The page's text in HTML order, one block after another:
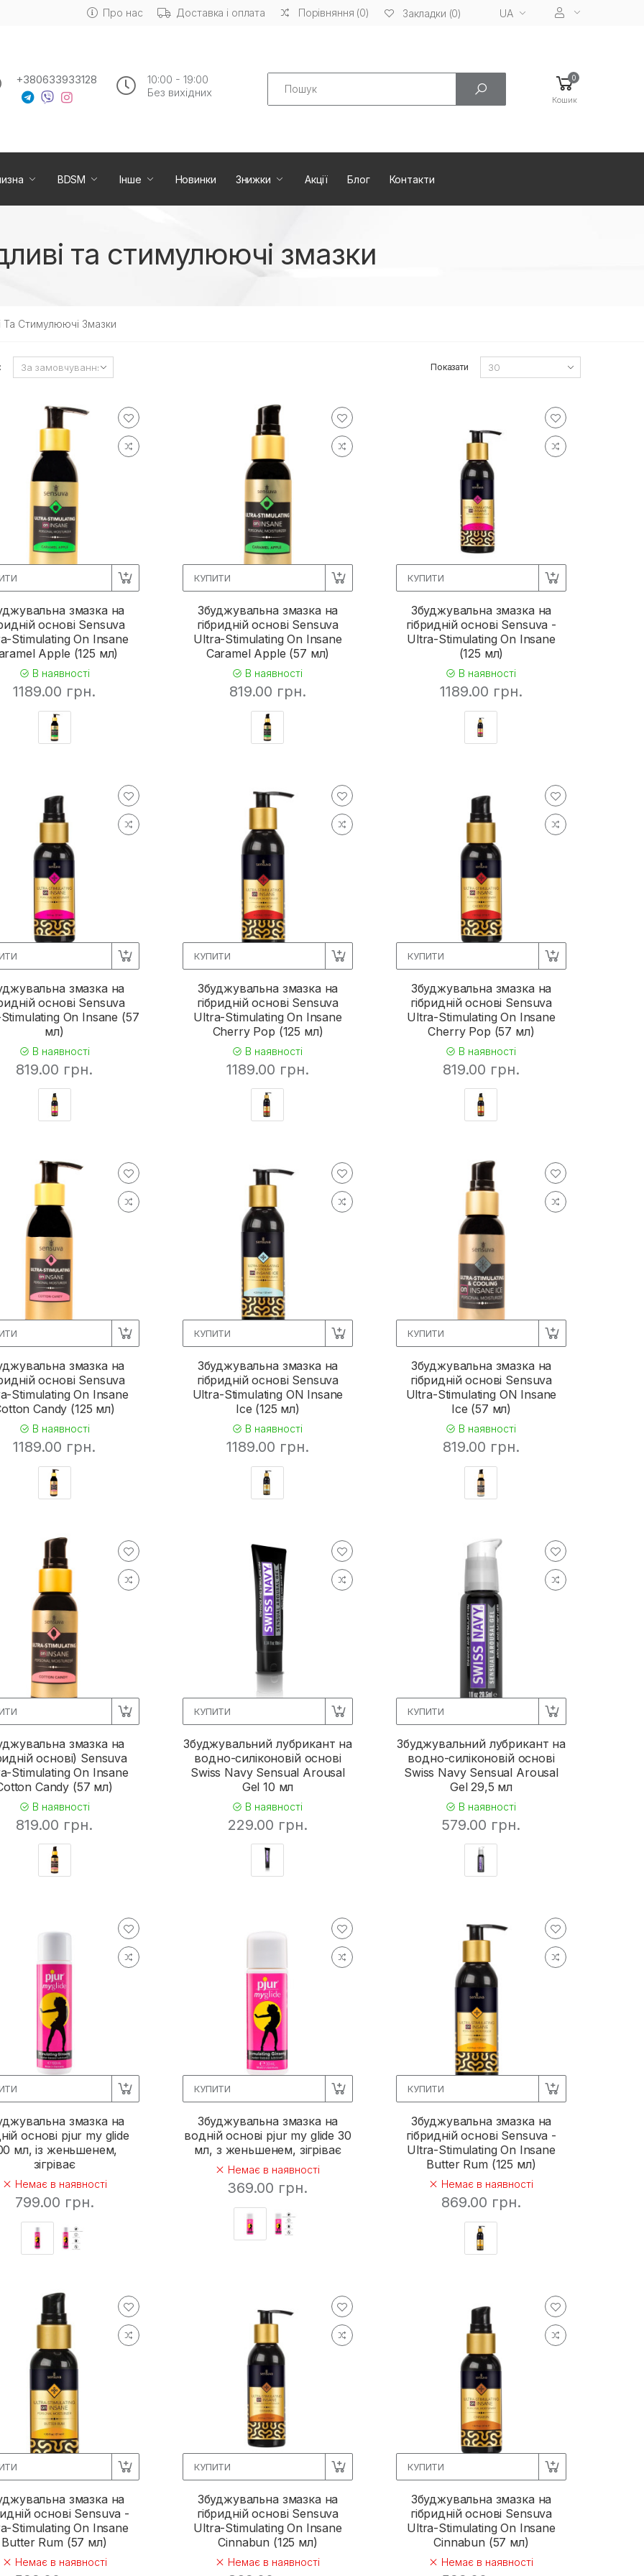
Про нас Доставка і оплата Порівняння (0) Закладки (0) UA
+380633933128
10:00 - 19:00
Без вихiдних
Search 0
Кошик
BDSM Інше Новинки Знижки Акції Блог Контакти
та стимулюючі змазки
Та Стимулюючі Змазки
Показати
змазка на
основі Sensuva
Stimulating On Insane
Apple (125 мл)
В наявності
1189.00 грн.
КУПИТИ
Збуджувальна змазка на
гібридній основі Sensuva
Ultra-Stimulating On Insane
Caramel Apple (57 мл)
В наявності
819.00 грн.
КУПИТИ
Збуджувальна змазка на
гібридній основі Sensuva -
Ultra-Stimulating On Insane
(125 мл)
В наявності
1189.00 грн.
змазка на
основі Sensuva
On Insane (57
мл)
В наявності
819.00 грн.
КУПИТИ
Збуджувальна змазка на
гібридній основі Sensuva
Ultra-Stimulating On Insane
Cherry Pop (125 мл)
В наявності
1189.00 грн.
КУПИТИ
Збуджувальна змазка на
гібридній основі Sensuva
Ultra-Stimulating On Insane
Cherry Pop (57 мл)
В наявності
819.00 грн.
змазка на
основі Sensuva
Stimulating On Insane
Candy (125 мл)
В наявності
1189.00 грн.
КУПИТИ
Збуджувальна змазка на
гібридній основі Sensuva
Ultra-Stimulating ON Insane
Ice (125 мл)
В наявності
1189.00 грн.
КУПИТИ
Збуджувальна змазка на
гібридній основі Sensuva
Ultra-Stimulating ON Insane
Ice (57 мл)
В наявності
819.00 грн.
змазка на
основі) Sensuva
Stimulating On Insane
Candy (57 мл)
В наявності
819.00 грн.
КУПИТИ
Збуджувальний лубрикант на
водно-силіконовій основі
Swiss Navy Sensual Arousal
Gel 10 мл
В наявності
229.00 грн.
КУПИТИ
Збуджувальний лубрикант на
водно-силіконовій основі
Swiss Navy Sensual Arousal
Gel 29,5 мл
В наявності
579.00 грн.
змазка на
основі pjur my glide
мл, із женьшенем,
зігріває
Немає в наявності
799.00 грн.
КУПИТИ
Збуджувальна змазка на
водній основі pjur my glide 30
мл, з женьшенем, зігріває
Немає в наявності
369.00 грн.
КУПИТИ
Збуджувальна змазка на
гібридній основі Sensuva -
Ultra-Stimulating On Insane
Butter Rum (125 мл)
Немає в наявності
869.00 грн.
змазка на
основі Sensuva -
Stimulating On Insane
Butter Rum (57 мл)
Немає в наявності
КУПИТИ
Збуджувальна змазка на
гібридній основі Sensuva
Ultra-Stimulating On Insane
Cinnabun (125 мл)
Немає в наявності
КУПИТИ
Збуджувальна змазка на
гібридній основі Sensuva
Ultra-Stimulating On Insane
Cinnabun (57 мл)
Немає в наявності